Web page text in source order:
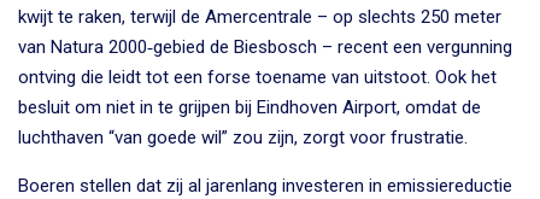
kwijt te raken, terwijl de Amercentrale – op slechts 250 meter
van Natura 2000‑gebied de Biesbosch – recent een vergunning
ontving die leidt tot een forse toename van uitstoot. Ook het
besluit om niet in te grijpen bij Eindhoven Airport, omdat de
luchthaven “van goede wil” zou zijn, zorgt voor frustratie.
Boeren stellen dat zij al jarenlang investeren in emissiereductie